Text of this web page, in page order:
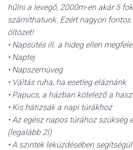
hűlni a levegő, 2000m-en akár 5
számíthatunk. Ezért nagyon fontos
öltözet!
• Napsütés ill. a hideg ellen
• Naptej
• Napszemüveg
• Váltás ruha, ha esetleg eláznánk
• Papucs, a házban kötelező a
• Kis hátizsák a napi túrákhoz
• Az egész napos túrához szükség
(legalább 2l)
• A szintek leküzdésében